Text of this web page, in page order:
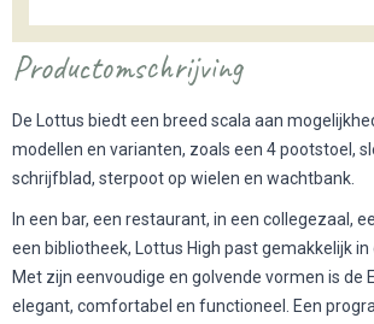
Productomschrijving
De Lottus biedt een breed scala aan
modellen en varianten, zoals een 4 pootstoel,
schrijfblad, sterpoot op wielen en wachtbank.
In een bar, een restaurant, in een collegezaal,
een bibliotheek, Lottus High past gemakkelijk
Met zijn eenvoudige en golvende vormen is de
elegant, comfortabel en functioneel. Een